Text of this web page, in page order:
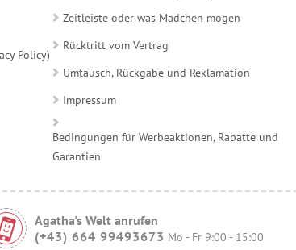
Policy)
Zeitleiste oder was Mädchen mögen
Rücktritt vom Vertrag
Umtausch, Rückgabe und Reklamation
Impressum
Bedingungen für Werbeaktionen, Rabatte und
Garantien
Agatha's Welt anrufen
(+43) 664 99493673 Mo - Fr 9:00 - 15:00